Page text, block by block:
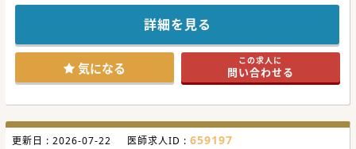
お気軽にお問い合わせください♪
詳細を見る
気になる この求人に
問い合わせる
更新日 : 2026-07-22 医師求人ID : 659197